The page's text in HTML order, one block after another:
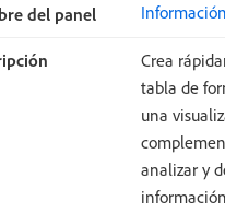
Crea
tabla de
una
analizar y